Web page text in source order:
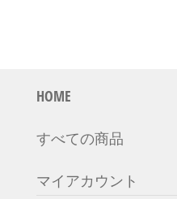
HOME
すべての商品
マイアカウント